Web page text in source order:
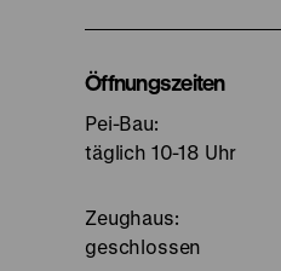
Öffnungszeiten
Pei-Bau:
täglich 10-18 Uhr
Zeughaus:
geschlossen